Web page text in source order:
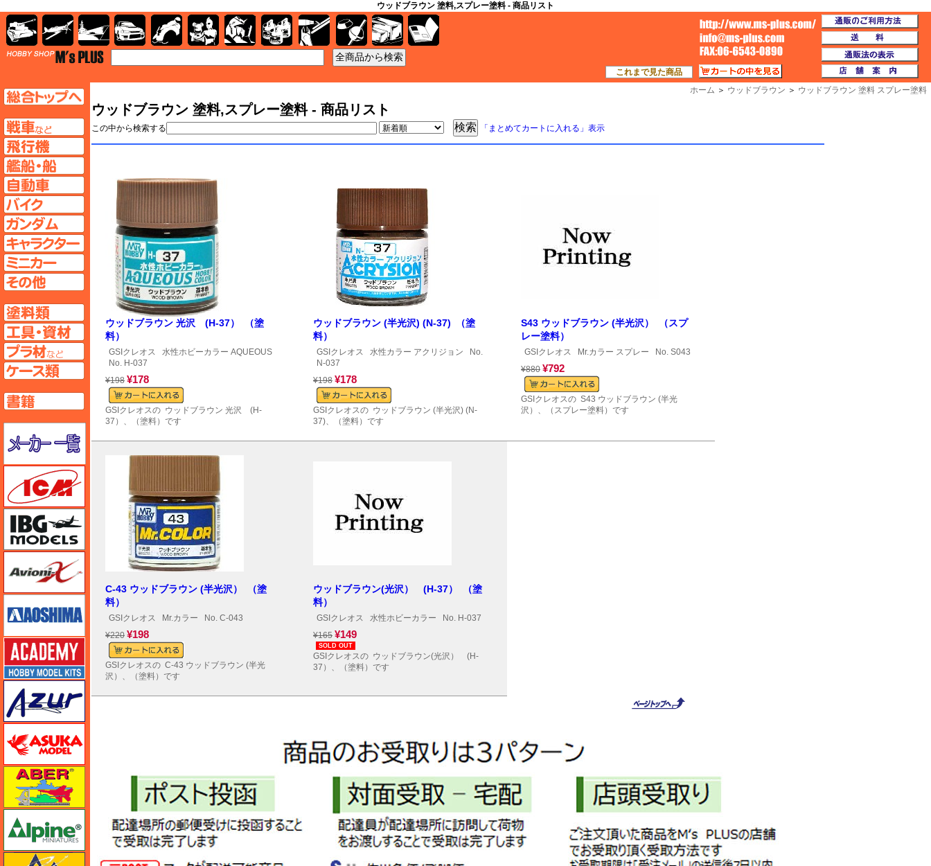
ウッドブラウン 塗料,スプレー塗料 - 商品リスト
ホーム ＞ ウッドブラウン ＞ ウッドブラウン 塗料 スプレー塗料
ウッドブラウン 塗料,スプレー塗料 - 商品リスト
この中から検索する 「まとめてカートに入れる」表示
ウッドブラウン 光沢 (H-37） （塗
料）
GSIクレオス
水性ホビーカラー AQUEOUS
No. H-037
¥198 ¥178
GSIクレオスの ウッドブラウン 光沢 (H-
37）、（塗料）です
ウッドブラウン (半光沢) (N-37) （塗
料）
GSIクレオス 水性カラー アクリジョン No.
N-037
¥198 ¥178
GSIクレオスの ウッドブラウン (半光沢) (N-
37)、（塗料）です
S43 ウッドブラウン (半光沢） （スプ
レー塗料）
GSIクレオス Mr.カラー スプレー No. S043
¥880 ¥792
GSIクレオスの S43 ウッドブラウン (半光
沢）、（スプレー塗料）です
C-43 ウッドブラウン (半光沢） （塗
料）
GSIクレオス Mr.カラー No. C-043
¥220 ¥198
GSIクレオスの C-43 ウッドブラウン (半光
沢）、（塗料）です
ウッドブラウン(光沢） (H-37） （塗
料）
GSIクレオス 水性ホビーカラー No. H-037
¥165 ¥149
SOLD OUT
GSIクレオスの ウッドブラウン(光沢） (H-
37）、（塗料）です
AFV
飛行機ページへ
自動車ページへ
バイクページへ
ガンダムページへ
キャラクターページへ
ミニカーページへ
その他ページへ
塗料ページへ
工具ページへ
プラ材ページへ
ケースページへ
書籍ページへ
メーカー一覧のページはこちら
Avioni-X（アヴィオニクス）
アオシマ
アカデミー
イージーモデル
AFV 飛行機 艦船 自動車 バイク キャラクターガンダム 塗料 工具 資材 ケース
これまで見た商品
カートの中を見る